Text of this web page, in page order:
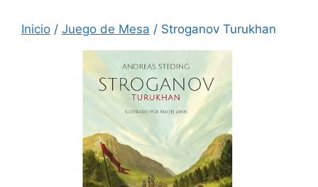
Inicio / Juego de Mesa / Stroganov Turukhan